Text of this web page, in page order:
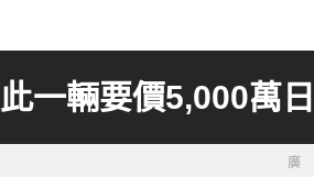
一輛要價5,000萬
廣